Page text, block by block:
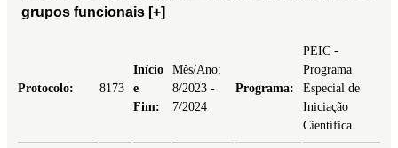
grupos funcionais [+]
Protocolo: 8173
Início
e
Fim:
Mês/Ano:
8/2023 -
7/2024
Programa:
PEIC -
Programa
Especial de
Iniciação
Científica